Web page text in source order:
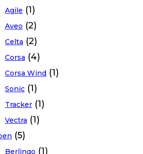
Agile (1)
Aveo (2)
Celta (2)
Corsa (4)
Corsa Wind (1)
Sonic (1)
Tracker (1)
Vectra (1)
(5)
Berlingo (1)